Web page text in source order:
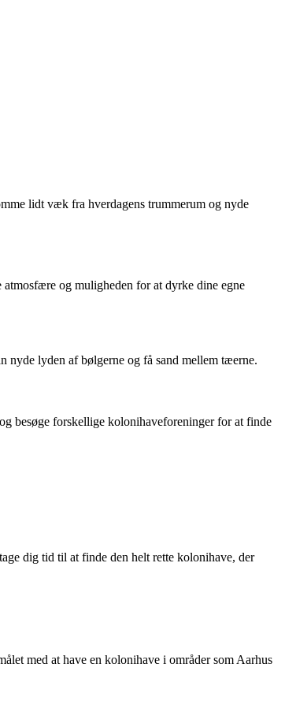
lidt væk fra hverdagens trummerum og nyde
og muligheden for at dyrke dine egne
nyde lyden af bølgerne og få sand mellem tæerne.
besøge forskellige kolonihaveforeninger for at finde
dig tid til at finde den helt rette kolonihave, der
med at have en kolonihave i områder som Aarhus